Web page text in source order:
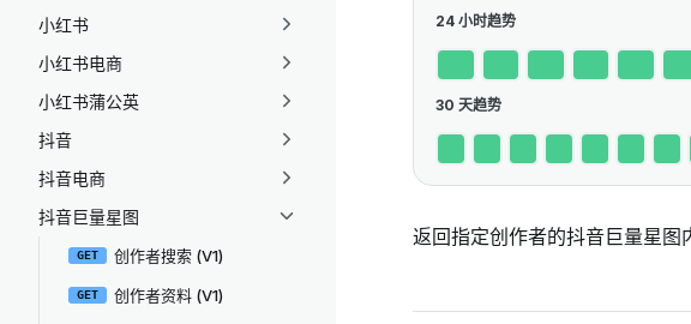
小红书
小红书电商
小红书蒲公英
抖音
抖音电商
抖音巨量星图
GET 创作者搜索 (V1)
GET 创作者资料 (V1)
24 小时趋势
30 天趋势
返回指定创作者的抖音巨量星图